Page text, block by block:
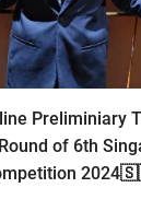
Preliminiary
of 6th